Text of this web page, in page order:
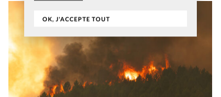
OK, J'ACCEPTE TOUT